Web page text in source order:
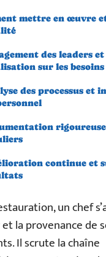
mettre en œuvre
des leaders et
sur les
des processus et
continue et
un chef
la provenance de
Il scrute la chaîne